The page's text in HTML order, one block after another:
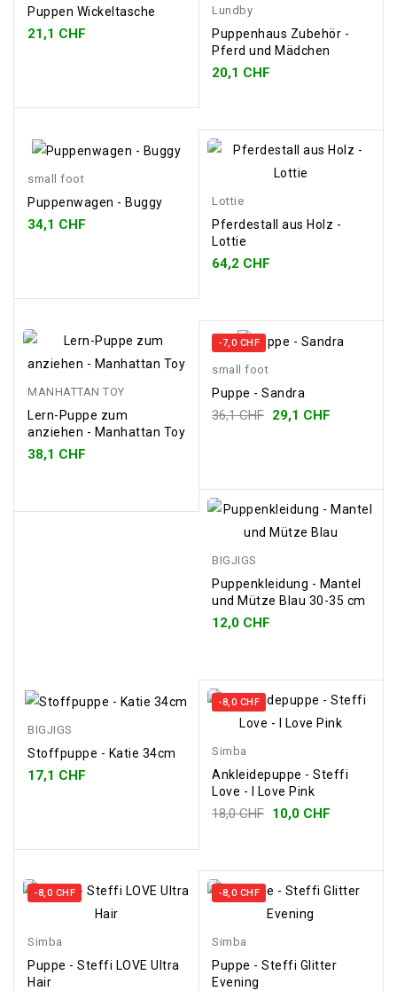
Puppen Wickeltasche
21,1 CHF
Lundby
Puppenhaus Zubehör -
Pferd und Mädchen
20,1 CHF
small foot
Puppenwagen - Buggy
34,1 CHF
Lottie
Pferdestall aus Holz -
Lottie
64,2 CHF
MANHATTAN TOY
Lern-Puppe zum
anziehen - Manhattan Toy
38,1 CHF
-7,0 CHF
small foot
Puppe - Sandra
36,1 CHF 29,1 CHF
BIGJIGS
Puppenkleidung - Mantel
und Mütze Blau 30-35 cm
12,0 CHF
BIGJIGS
Stoffpuppe - Katie 34cm
17,1 CHF
-8,0 CHF
Simba
Ankleidepuppe - Steffi
Love - I Love Pink
18,0 CHF 10,0 CHF
-8,0 CHF
Simba
Puppe - Steffi LOVE Ultra
Hair
-8,0 CHF
Simba
Puppe - Steffi Glitter
Evening